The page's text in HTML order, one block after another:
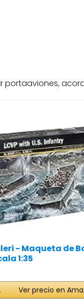
- Maqueta de
1:35
Ver precio en